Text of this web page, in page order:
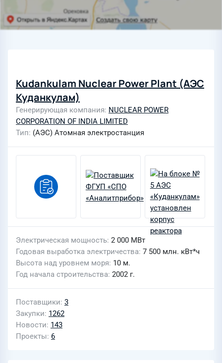
Kudankulam Nuclear Power Plant (АЭС
Куданкулам)
Генерирующая компания NUCLEAR POWER
CORPORATION OF INDIA LIMITED
Тип (АЭС) Атомная электростанция
Электрическая мощность 2 000 МВт
Годовая выработка электричества 7 500 млн. кВт*ч
Высота над уровнем моря 10 м.
Год начала строительства 2002 г.
Поставщики 3
Закупки 1262
Новости 143
Проекты 6